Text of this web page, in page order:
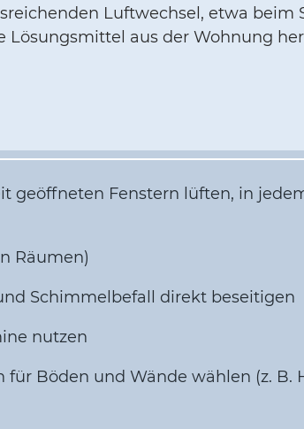
Luftwechsel, etwa beim
Lösungsmittel aus der Wohnung
geöffneten Fenstern lüften, in
Räumen)
Schimmelbefall direkt beseitigen
nutzen
Böden und Wände wählen (z. B.